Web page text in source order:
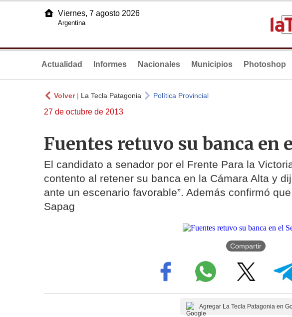
Viernes, 7 agosto 2026
Argentina
Actualidad Informes Nacionales Municipios Photoshop
Volver| La Tecla Patagonia Política Provincial
27 de octubre de 2013
Fuentes retuvo su banca en
El candidato a senador por el Frente Para la
contento al retener su banca en la Cámara Alta y
ante un escenario favorable”. Además confirmó
Sapag
Compartir
Agregar La Tecla Patagonia en